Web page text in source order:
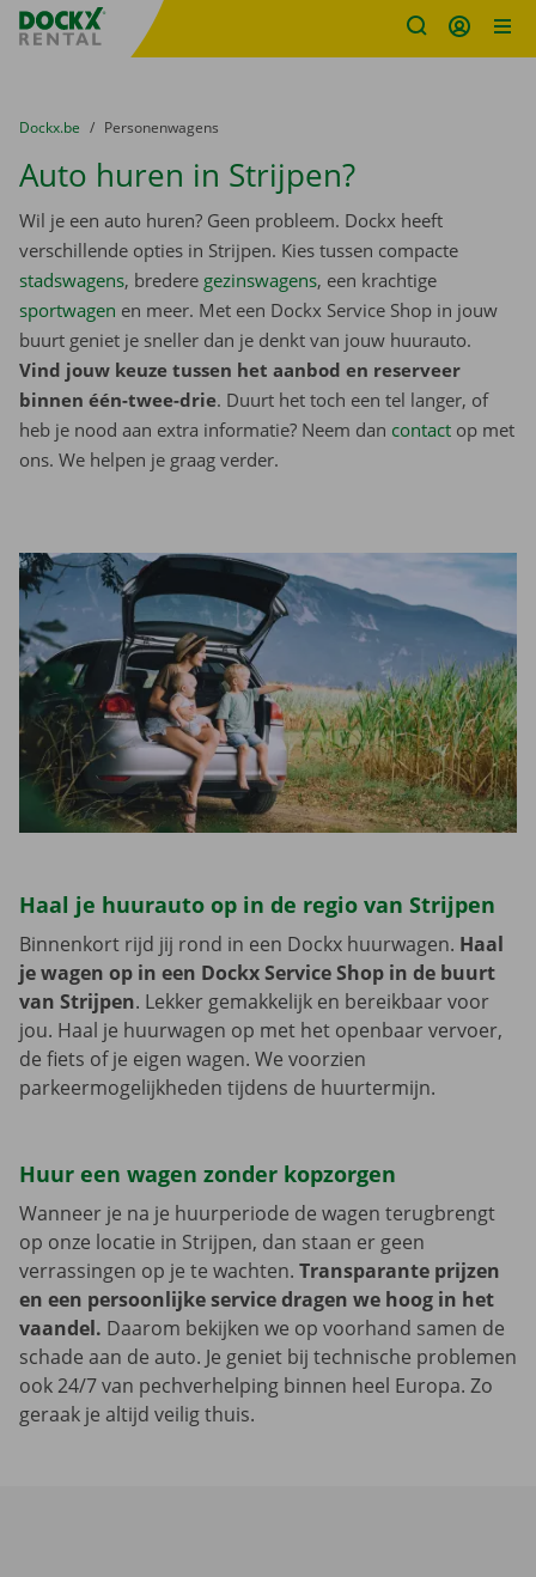
Fratello DEMO
U bevindt zich hier:
van
Dockx.be naar
Personenwagens
Auto huren in Strijpen?
Wil je een auto huren? Geen probleem. Dockx heeft
verschillende opties in Strijpen. Kies tussen compacte
stadswagens, bredere gezinswagens, een krachtige
sportwagen en meer. Met een Dockx Service Shop in jouw
buurt geniet je sneller dan je denkt van jouw huurauto.
Vind jouw keuze tussen het aanbod en reserveer
binnen één-twee-drie. Duurt het toch een tel langer, of
heb je nood aan extra informatie? Neem dan contact op met
ons. We helpen je graag verder.
Haal je huurauto op in de regio van Strijpen
Binnenkort rijd jij rond in een Dockx huurwagen. Haal
je wagen op in een Dockx Service Shop in de buurt
van Strijpen. Lekker gemakkelijk en bereikbaar voor
jou. Haal je huurwagen op met het openbaar vervoer,
de fiets of je eigen wagen. We voorzien
parkeermogelijkheden tijdens de huurtermijn.
Huur een wagen zonder kopzorgen
Wanneer je na je huurperiode de wagen terugbrengt
op onze locatie in Strijpen, dan staan er geen
verrassingen op je te wachten. Transparante prijzen
en een persoonlijke service dragen we hoog in het
vaandel. Daarom bekijken we op voorhand samen de
schade aan de auto. Je geniet bij technische problemen
ook 24/7 van pechverhelping binnen heel Europa. Zo
geraak je altijd veilig thuis.